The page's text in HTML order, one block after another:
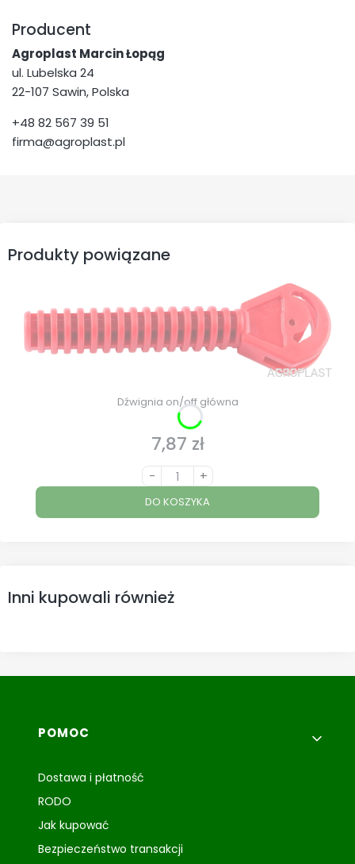
Producent
Agroplast Marcin Łopąg
ul. Lubelska 24
22-107 Sawin, Polska
+48 82 567 39 51
firma@agroplast.pl
Produkty powiązane
Dźwignia on/off główna
Cena
7,87 zł
- +
DO KOSZYKA
Inni kupowali również
Linki w stopce
POMOC
Dostawa i płatność
RODO
Jak kupować
Bezpieczeństwo transakcji